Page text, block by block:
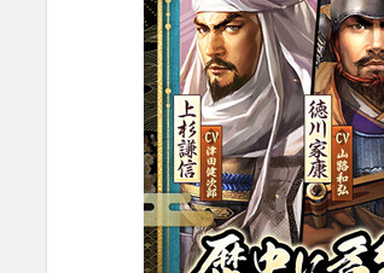
序盤
攻略
のコ
1.4
4.課
金す
るな
らど
こに